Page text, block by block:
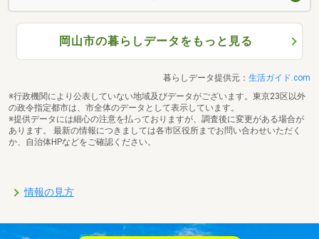
岡山市の暮らしデータをもっと見る
暮らしデータ提供元： 生活ガイド.com
※行政機関により公表していない地域及びデータがございます。東京23区以外
の政令指定都市は、市全体のデータとして表示しています。
※提供データには細心の注意を払っておりますが、調査後に変更がある場合が
あります。 最新の情報につきましては各市区役所までお問い合わせいただく
か、自治体HPなどをご確認ください。
情報の見方